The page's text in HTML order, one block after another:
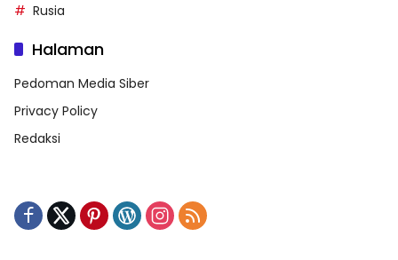
Rusia
Halaman
Pedoman Media Siber
Privacy Policy
Redaksi